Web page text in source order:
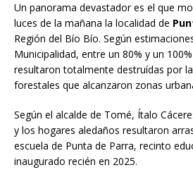
Un panorama devastador es el que
luces de la mañana la localidad de
Región del Bío Bío. Según
Municipalidad, entre un 80% y un
resultaron totalmente destruídas por
forestales que alcanzaron zonas
Según el alcalde de Tomé, Ítalo
y los hogares aledaños resultaron
escuela de Punta de Parra, recinto
inaugurado recién en 2025.